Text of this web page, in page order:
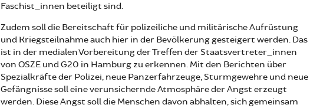
Faschist_innen beteiligt sind.
Zudem soll die Bereitschaft für polizeiliche und militärische Aufrüstung
und Kriegsteilnahme auch hier in der Bevölkerung gesteigert werden. Das
ist in der medialen Vorbereitung der Treffen der Staatsvertreter_innen
von OSZE und G20 in Hamburg zu erkennen. Mit den Berichten über
Spezialkräfte der Polizei, neue Panzerfahrzeuge, Sturmgewehre und neue
Gefängnisse soll eine verunsichernde Atmosphäre der Angst erzeugt
werden. Diese Angst soll die Menschen davon abhalten, sich gemeinsam